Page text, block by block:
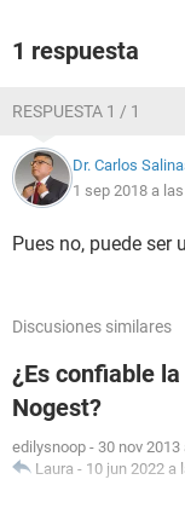
1 respuesta
RESPUESTA 1 / 1
Dr. Carlos
1 sep 2018 a
Pues no, puede ser
Discusiones similares
¿Es confiable
Nogest?
edilysnoop - 30 nov
Laura - 10 jun 2022 a